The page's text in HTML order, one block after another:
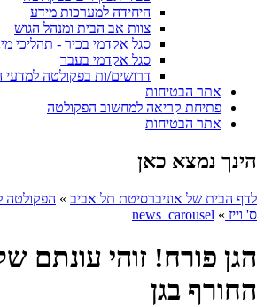
היחידה למערכות מידע
צוות אב הבית ומנהל הגוש
סגל אקדמי בכיר - תהליכי
סגל אקדמי בעבר
דרושים/ות בפקולטה למדעי
אתר הבטיחות
פתיחת קריאה למחשוב הפקולטה
אתר הבטיחות
הינך נמצא כאן
לדף הבית של אוניברסיטת תל אביב » הפקולטה
ס' וייז »
news_carousel
הגן פורח! זוהי עונתם
החורף בגן